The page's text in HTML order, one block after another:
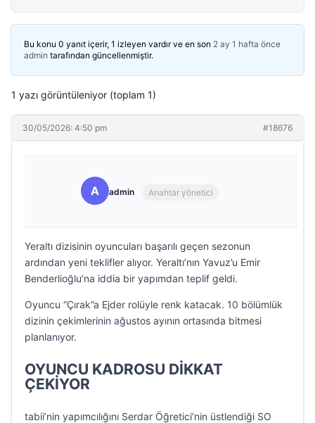
Bu konu 0 yanıt içerir, 1 izleyen vardır ve en son 2 ay 1 hafta önce
admin tarafından güncellenmiştir.
1 yazı görüntüleniyor (toplam 1)
30/05/2026: 4:50 pm #18676
A admin Anahtar yönetici
Yeraltı dizisinin oyuncuları başarılı geçen sezonun
ardından yeni teklifler alıyor. Yeraltı’nın Yavuz’u Emir
Benderlioğlu’na iddia bir yapımdan teplif geldi.
Oyuncu “Çırak”a Ejder rolüyle renk katacak. 10 bölümlük
dizinin çekimlerinin ağustos ayının ortasında bitmesi
planlanıyor.
OYUNCU KADROSU DİKKAT
ÇEKİYOR
tabii’nin yapımcılığını Serdar Öğretici’nin üstlendiği SO